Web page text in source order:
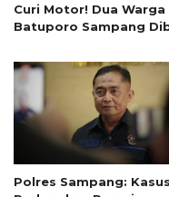
Curi Motor! Dua Warga
Batuporo Sampang
Polres Sampang: Kasus